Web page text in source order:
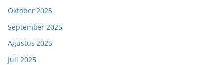
Oktober 2025
September 2025
Agustus 2025
Juli 2025